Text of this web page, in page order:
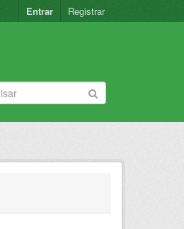
Entrar Registrar